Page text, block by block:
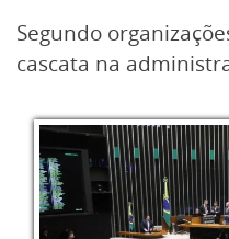
Segundo
cascata na